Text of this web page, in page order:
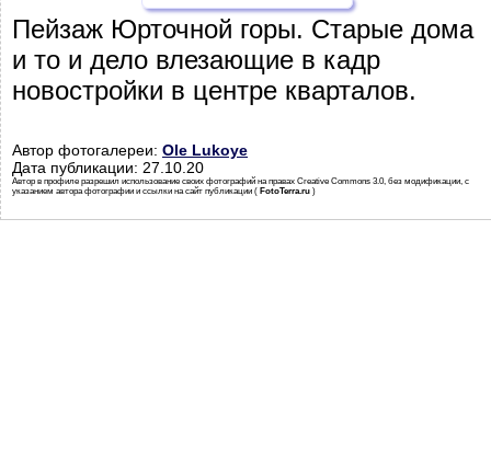
Пейзаж Юрточной горы. Старые дома
и то и дело влезающие в кадр
новостройки в центре кварталов.
Автор фотогалереи: Ole Lukoye
Дата публикации: 27.10.20
Автор в профиле разрешил использование своих фотографий на правах Creative Commons 3.0, без модификации, с
указанием автора фотографии и ссылки на сайт публикации ( FotoTerra.ru )